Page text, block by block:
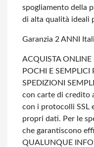
spogliamento della
di alta qualità ideali
Garanzia 2 ANNI
ACQUISTA ONLINE
POCHI E SEMPLICI
SPEDIZIONI
con carte di credito
con i protocolli SSL
propri dati. Per le
che garantiscono
QUALUNQUE